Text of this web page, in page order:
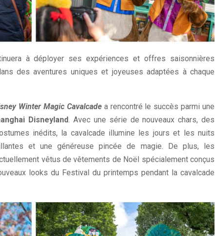
à déployer ses expériences et offres saisonnières
des aventures uniques et joyeuses adaptées à chaque
Winter Magic Cavalcade a rencontré le succès parmi une
Disneyland. Avec une série de nouveaux chars, des
inédits, la cavalcade illumine les jours et les nuits
et une généreuse pincée de magie. De plus, les
vêtus de vêtements de Noël spécialement conçus
looks du Festival du printemps pendant la cavalcade